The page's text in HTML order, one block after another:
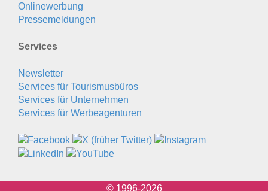
Onlinewerbung
Pressemeldungen
Services
Newsletter
Services für Tourismusbüros
Services für Unternehmen
Services für Werbeagenturen
© 1996-2026